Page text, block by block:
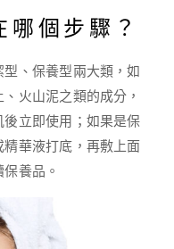
個步驟？
、保養型兩大類，如
火山泥之類的成分，
立即使用；如果是保
華液打底，再敷上面
養品。